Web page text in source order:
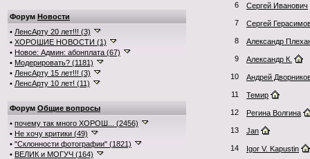
Форум Новости
• ЛенсАрту 20 лет!!! (3)
• ХОРОШИЕ НОВОСТИ (1)
• Новое: Админ: абонплата (67)
• Модерировать? (1181)
• ЛенсАрту 15 лет!!! (3)
• ЛенсАрту 10 лет! (11)
Форум Общие вопросы
• почему так много ХОРОШ... (2456)
• Не хочу критики (49)
• "Склонности фотографии" (1821)
• ВЕЛИК и МОГУЧ (164)
6 Сергей Иванович
7 Сергей
8 Александр
9 Александр К.
10 Андрей
11 Темир
12 Регина Волгина
13 Jan
14 Igor V. Kapustin